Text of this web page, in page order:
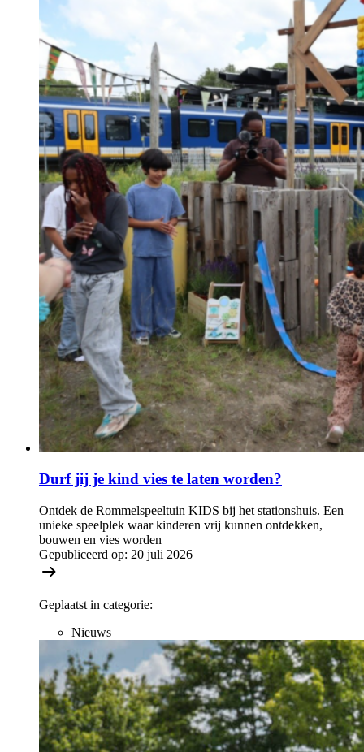
Durf jij je kind vies te laten worden?
Ontdek de Rommelspeeltuin KIDS bij het stationshuis. Een
unieke speelplek waar kinderen vrij kunnen ontdekken,
bouwen en vies worden
Gepubliceerd op: 20 juli 2026
Geplaatst in categorie:
Nieuws